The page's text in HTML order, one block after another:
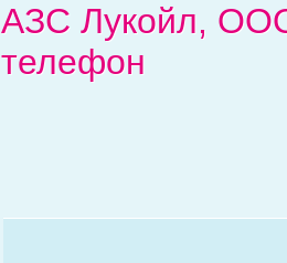
АЗС Лукойл,
телефон